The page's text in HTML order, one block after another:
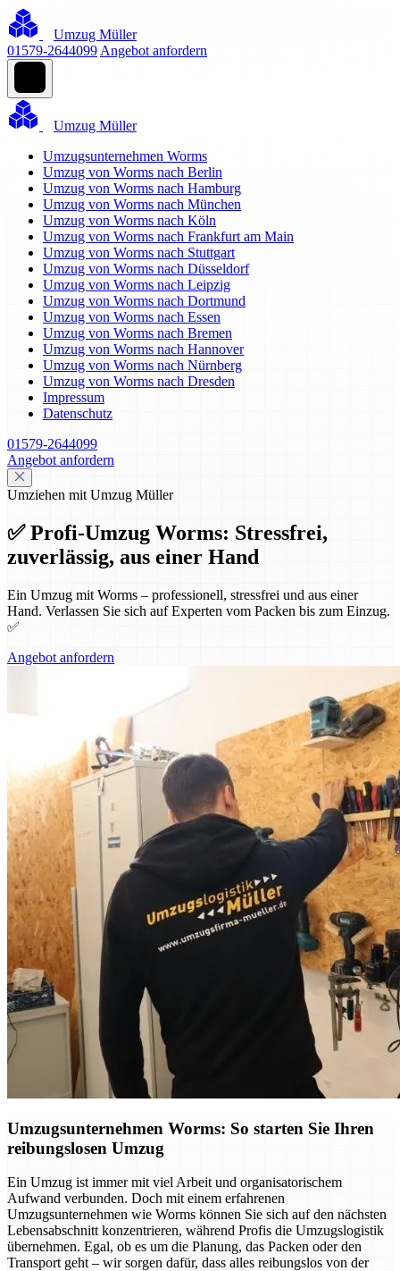
Umzug Müller
01579-2644099 Angebot anfordern
Umzug Müller
Umzugsunternehmen Worms
Umzug von Worms nach Berlin
Umzug von Worms nach Hamburg
Umzug von Worms nach München
Umzug von Worms nach Köln
Umzug von Worms nach Frankfurt am Main
Umzug von Worms nach Stuttgart
Umzug von Worms nach Düsseldorf
Umzug von Worms nach Leipzig
Umzug von Worms nach Dortmund
Umzug von Worms nach Essen
Umzug von Worms nach Bremen
Umzug von Worms nach Hannover
Umzug von Worms nach Nürnberg
Umzug von Worms nach Dresden
Impressum
Datenschutz
01579-2644099
Angebot anfordern
Umziehen mit Umzug Müller
✅ Profi-Umzug Worms: Stressfrei,
zuverlässig, aus einer Hand
Ein Umzug mit Worms – professionell, stressfrei und aus einer
Hand. Verlassen Sie sich auf Experten vom Packen bis zum Einzug.
✅
Angebot anfordern
Umzugsunternehmen Worms: So starten Sie Ihren
reibungslosen Umzug
Ein Umzug ist immer mit viel Arbeit und organisatorischem
Aufwand verbunden. Doch mit einem erfahrenen
Umzugsunternehmen wie Worms können Sie sich auf den nächsten
Lebensabschnitt konzentrieren, während Profis die Umzugslogistik
übernehmen. Egal, ob es um die Planung, das Packen oder den
Transport geht – wir sorgen dafür, dass alles reibungslos von der